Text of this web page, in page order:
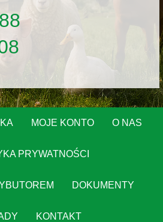
MOJE KONTO O NAS
PRYWATNOŚCI
DOKUMENTY
KONTAKT